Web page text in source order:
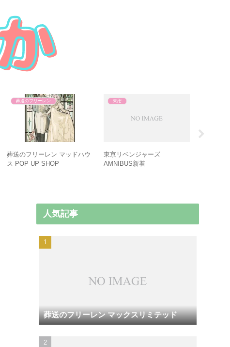
葬送のフリーレン
葬送のフリーレン マッドハウ
ス POP UP SHOP
東卍
東京リベンジャーズ
AMNIBUS新着
人気記事
葬送のフリーレン マックスリミテッド